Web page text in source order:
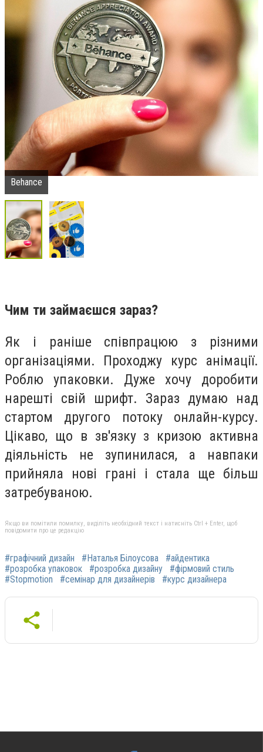
Behance
Чим ти займаєшся зараз?
Як і раніше співпрацюю з різними
організаціями. Проходжу курс анімації.
Роблю упаковки. Дуже хочу доробити
нарешті свій шрифт. Зараз думаю над
стартом другого потоку онлайн-курсу.
Цікаво, що в зв'язку з кризою активна
діяльність не зупинилася, а навпаки
прийняла нові грані і стала ще більш
затребуваною.
Якщо ви помітили помилку, виділіть необхідний текст і натисніть Ctrl + Enter, щоб
повідомити про це редакцію
#графічний дизайн #Наталья Білоусова
#айдентика
#розробка упаковок
#розробка дизайну
#фірмовий стиль
#Stopmotion
#семінар для дизайнерів #курс дизайнера